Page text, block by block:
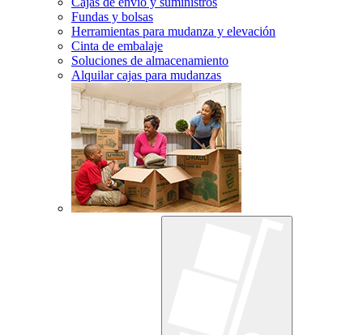
Fundas y bolsas
Herramientas para mudanza y elevación
Cinta de embalaje
Soluciones de almacenamiento
Alquilar cajas para mudanzas